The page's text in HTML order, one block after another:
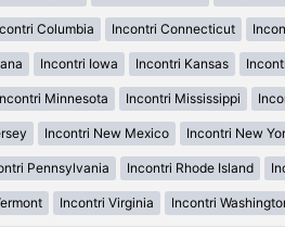
Columbia Incontri Connecticut
Incontri Iowa Incontri Kansas
Minnesota Incontri Mississippi
Incontri New Mexico Incontri New
Pennsylvania Incontri Rhode Island
Incontri Virginia Incontri